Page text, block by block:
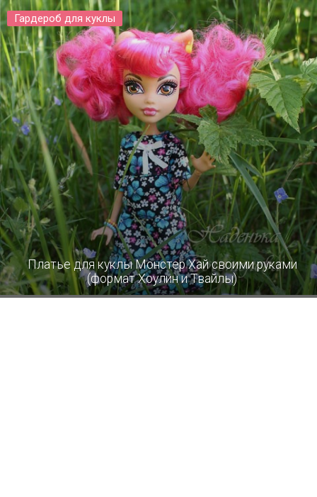
Гардероб для куклы
Платье для куклы Монстер Хай своими руками
(формат Хоулин и Твайлы)